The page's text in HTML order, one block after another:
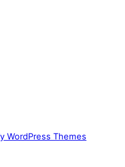
WordPress Themes